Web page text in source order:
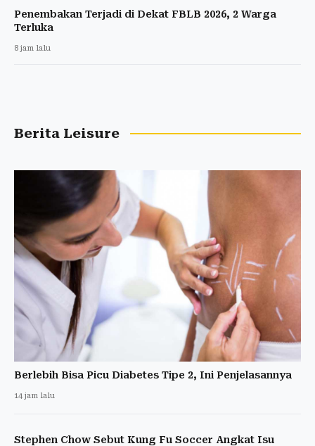
Penembakan Terjadi di Dekat FBLB 2026, 2 Warga
Terluka
8 jam lalu
Berita Leisure
Berlebih Bisa Picu Diabetes Tipe 2, Ini Penjelasannya
14 jam lalu
Stephen Chow Sebut Kung Fu Soccer Angkat Isu